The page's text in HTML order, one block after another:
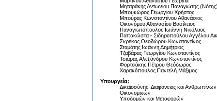
Μηταράκης Αντωνίου Παναγιώτης
Μπουκώρος Γεωργίου Χρήστος
Μπούρας Κωνσταντίνου Αθανάσιος
Οικονόμου Αθανασίου Βασίλειος
Παναγιωτόπουλος Ιωάννη Νικόλαος
Παπακώστα - Σιδηροπούλου Αγγέλου
Σκρέκας Θεοδώρου Κωνσταντίνος
Σταμάτης Ιωάννη Δημήτριος
Τζαβάρας Γεωργίου Κωνσταντίνος
Τσιάρας Αλεξάνδρου Κωνσταντίνος
Φορτσάκης Πέτρου Θεόδωρος
Χαρακόπουλος Παντελή Μάξιμος
Υπουργεία:
Δικαιοσύνης, Διαφάνειας και
Οικονομικών
Υποδομών και Μεταφορών